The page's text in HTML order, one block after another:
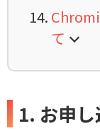
て
1. お申